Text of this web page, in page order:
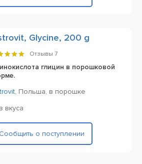
Glycine, 200 g
Отзывы 7
глицин в порошковой
, Польша, в порошке
вкуса
Сообщить о поступлении